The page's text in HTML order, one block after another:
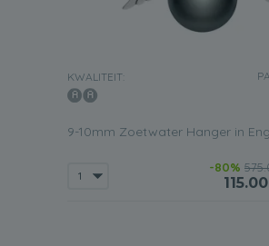
KWALITEIT:
9-10mm Zoetwater Hanger in
-80%
115.00